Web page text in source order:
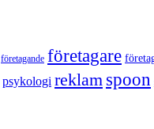
företagande företagare
psykologi reklam spoon